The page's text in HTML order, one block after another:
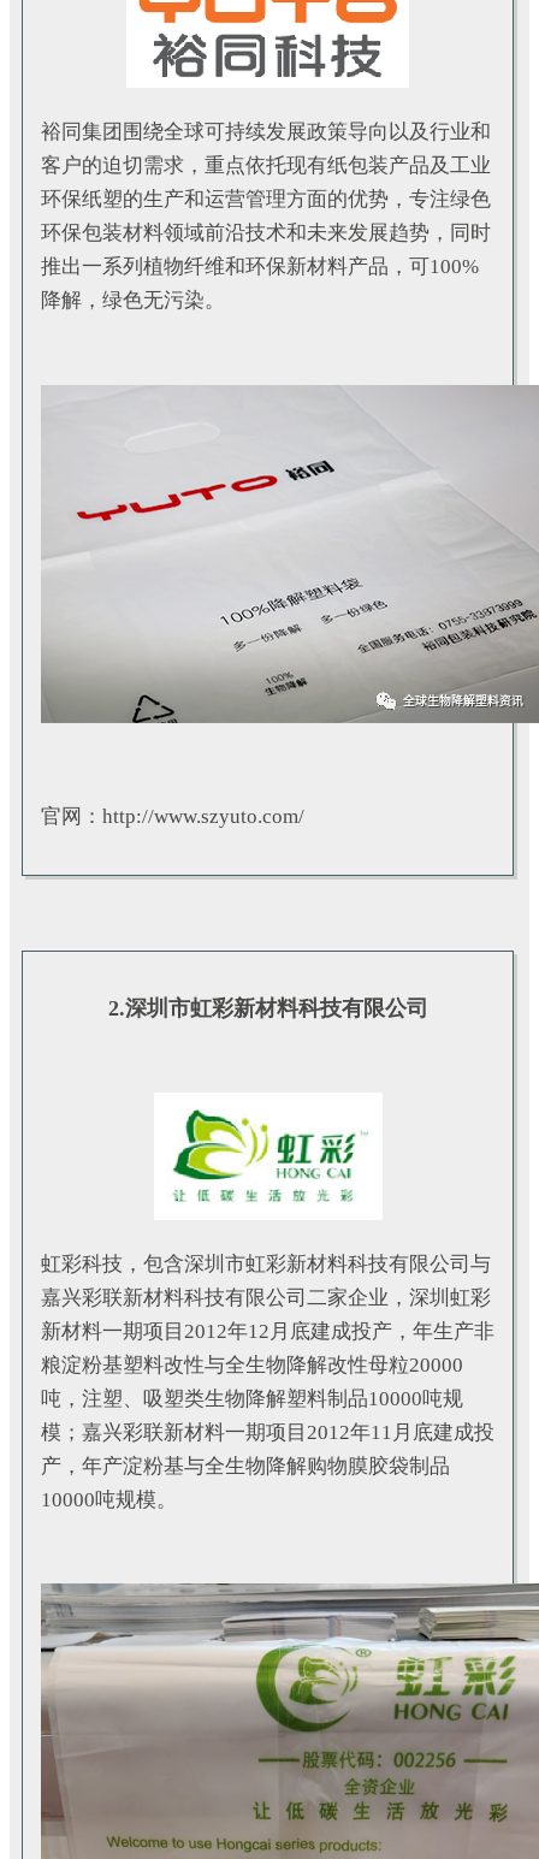
裕同集团围绕全球可持续发展政策导向以及行业和
客户的迫切需求，重点依托现有纸包装产品及工业
环保纸塑的生产和运营管理方面的优势，专注绿色
环保包装材料领域前沿技术和未来发展趋势，同时
推出一系列植物纤维和环保新材料产品，可100%
降解，绿色无污染。
官网：http://www.szyuto.com/
2.深圳市虹彩新材料科技有限公司
虹彩科技，包含深圳市虹彩新材料科技有限公司与
嘉兴彩联新材料科技有限公司二家企业，深圳虹彩
新材料一期项目2012年12月底建成投产，年生产非
粮淀粉基塑料改性与全生物降解改性母粒20000
吨，注塑、吸塑类生物降解塑料制品10000吨规
模；嘉兴彩联新材料一期项目2012年11月底建成投
产，年产淀粉基与全生物降解购物膜胶袋制品
10000吨规模。